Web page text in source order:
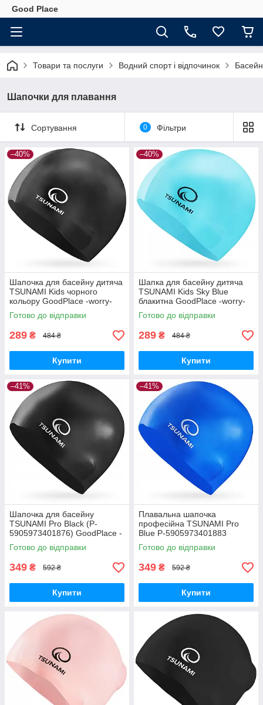
Good Place
Товари та послуги Водний спорт і відпочинок
Шапочки для плавання
Сортування 0 Фільтри
–40%
Шапочка для басейну дитяча
TSUNAMI Kids чорного
кольору GoodPlace -worry-
free-shopping-
Готово до відправки
289 ₴ 484 ₴
Купити
–40%
Шапка для басейну дитяча
TSUNAMI Kids Sky Blue
блакитна GoodPlace -worry-
free-shopping-
Готово до відправки
289 ₴ 484 ₴
Купити
–41%
Шапочка для басейну
TSUNAMI Pro Black (P-
5905973401876) GoodPlace -
worry-free-shopping-
Готово до відправки
349 ₴ 592 ₴
Купити
–41%
Плавальна шапочка
професійна TSUNAMI Pro
Blue P-5905973401883
GoodPlace -worry-free-
shopping-
Готово до відправки
349 ₴ 592 ₴
Купити